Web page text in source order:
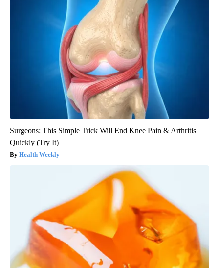
Surgeons: This Simple Trick Will End Knee Pain & Arthritis
Quickly (Try It)
Health Weekly